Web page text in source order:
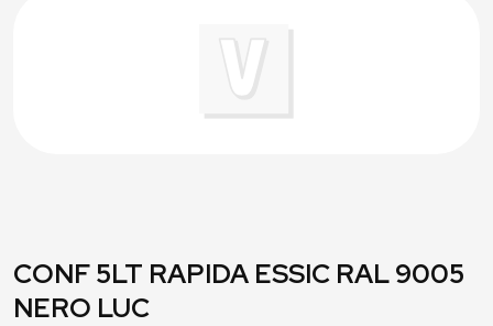
CONF 5LT RAPIDA ESSIC RAL 9005
NERO LUC